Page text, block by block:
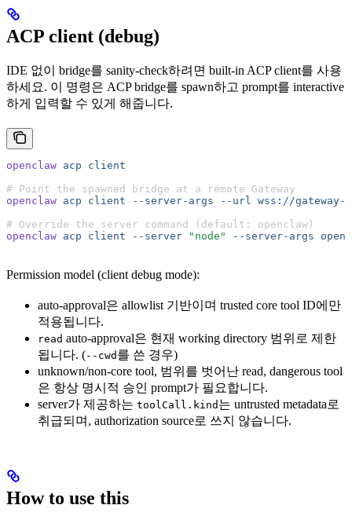
ACP client (debug)
IDE 없이 bridge를 sanity-check하려면 built-in ACP client를 사용
하세요. 이 명령은 ACP bridge를 spawn하고 prompt를 interactive
하게 입력할 수 있게 해줍니다.
openclaw acp client
# Point the spawned bridge at a remote Gateway
openclaw acp client --server-args --url wss://gateway-
# Override the server command (default: openclaw)
openclaw acp client --server "node" --server-args
Permission model (client debug mode):
auto-approval은 allowlist 기반이며 trusted core tool ID에만
적용됩니다.
read auto-approval은 현재 working directory 범위로 제한
됩니다. (--cwd 를 쓴 경우)
unknown/non-core tool, 범위를 벗어난 read, dangerous tool
은 항상 명시적 승인 prompt가 필요합니다.
server가 제공하는 toolCall.kind 는 untrusted metadata로
취급되며, authorization source로 쓰지 않습니다.
How to use this